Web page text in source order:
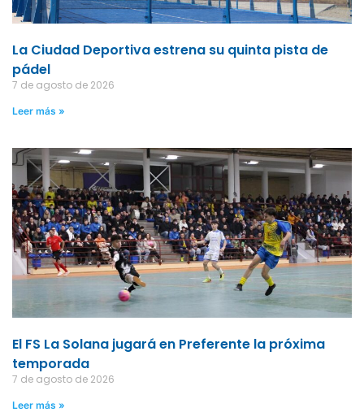
La Ciudad Deportiva estrena su quinta pista de
pádel
7 de agosto de 2026
Leer más »
El FS La Solana jugará en Preferente la próxima
temporada
7 de agosto de 2026
Leer más »